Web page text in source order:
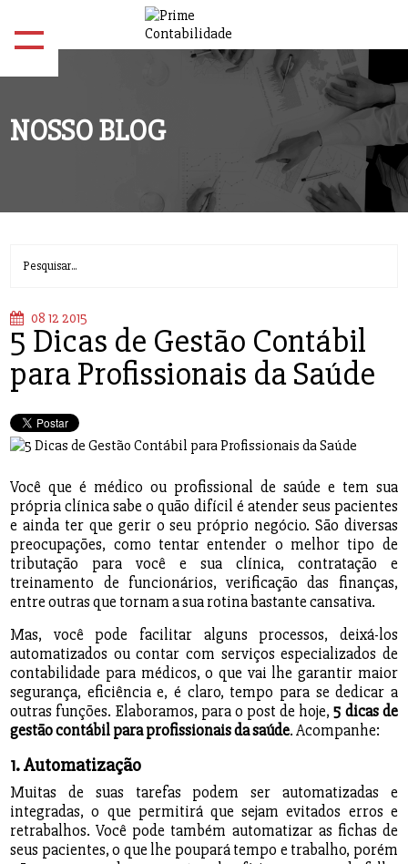
NOSSO BLOG
08 12 2015
5 Dicas de Gestão Contábil
para Profissionais da Saúde
Você que é médico ou profissional de saúde e tem sua
própria clínica sabe o quão difícil é atender seus pacientes
e ainda ter que gerir o seu próprio negócio. São diversas
preocupações, como tentar entender o melhor tipo de
tributação para você e sua clínica, contratação e
treinamento de funcionários, verificação das finanças,
entre outras que tornam a sua rotina bastante cansativa.
Mas, você pode facilitar alguns processos, deixá-los
automatizados ou contar com serviços especializados de
contabilidade para médicos, o que vai lhe garantir maior
segurança, eficiência e, é claro, tempo para se dedicar a
outras funções. Elaboramos, para o post de hoje,5 dicas de
gestão contábil para profissionais da saúde. Acompanhe:
1. Automatização
Muitas de suas tarefas podem ser automatizadas e
integradas, o que permitirá que sejam evitados erros e
retrabalhos. Você pode também automatizar as fichas de
seus pacientes, o que lhe poupará tempo e trabalho, porém